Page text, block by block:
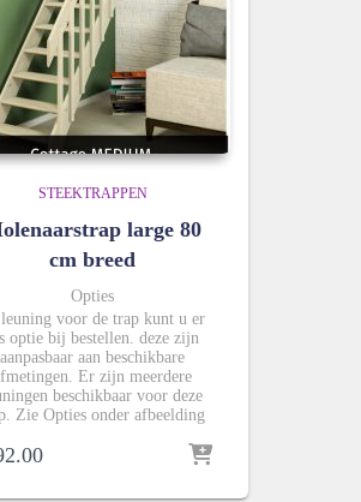
STEEKTRAPPEN
large 80
cm breed
Opties
voor de trap kunt u er
optie bij bestellen. deze zijn
aanpasbaar aan beschikbare
Er zijn meerdere
beschikbaar voor deze
Zie Opties onder afbeelding